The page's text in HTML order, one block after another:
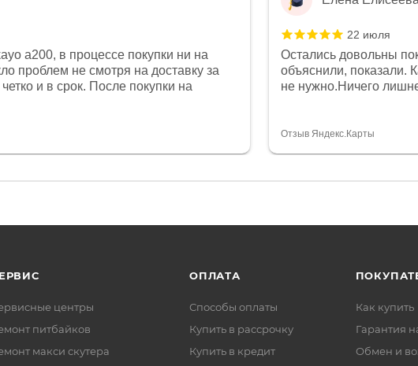
a200, в процессе покупки ни на
проблем не смотря на доставку за
и в срок. После покупки на
0, при этом представители магазина
и в итоге проблема была решена.
о небезразличии к клиенту после
22 июля
Остались довольны
объяснили, показали.
не нужно.Ничего
огромное спасибо
Отзыв Яндекс.Карты
центры
питбайков
макси скутера
ОПЛАТА
Способы оплаты
Купить в рассрочку
Купить в кредит
Как купить
Гарантия
Обмен и